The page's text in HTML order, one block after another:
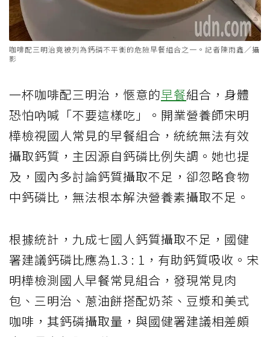
咖啡配三明治竟被列為鈣磷不平衡的危險早餐組合之一。記者陳雨鑫／攝
影
一杯咖啡配三明治，愜意的早餐組合，身體
恐怕吶喊「不要這樣吃」。開業營養師宋明
樺檢視國人常見的早餐組合，統統無法有效
攝取鈣質，主因源自鈣磷比例失調。她也提
及，國內多討論鈣質攝取不足，卻忽略食物
中鈣磷比，無法根本解決營養素攝取不足。
根據統計，九成七國人鈣質攝取不足，國健
署建議鈣磷比應為1.3 : 1，有助鈣質吸收。宋
明樺檢測國人早餐常見組合，發現常見肉
包、三明治、蔥油餅搭配奶茶、豆漿和美式
咖啡，其鈣磷攝取量，與國健署建議相差頗